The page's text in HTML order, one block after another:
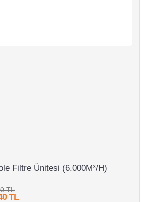
Filtre Ünitesi (6.000M³/H)
TL
TL